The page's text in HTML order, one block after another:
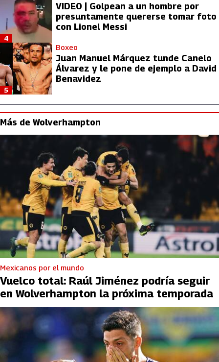
VIDEO | Golpean a un hombre por
presuntamente quererse tomar foto
con Lionel Messi
4
Boxeo
Juan Manuel Márquez tunde Canelo
Álvarez y le pone de ejemplo a David
Benavidez
5
Más de Wolverhampton
Mexicanos por el mundo
Vuelco total: Raúl Jiménez podría seguir
en Wolverhampton la próxima temporada